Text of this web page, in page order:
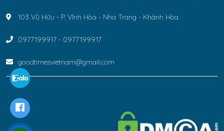
103 Vũ Hữu - P. Vĩnh Hòa - Nha Trang - Khánh Hòa
0977199917 - 0977199917
goodtimesvietnam@gmail.com